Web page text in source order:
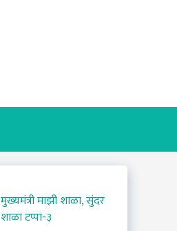
मुख्यमंत्री माझी शाळा, सुंदर
शाळा टप्पा-३